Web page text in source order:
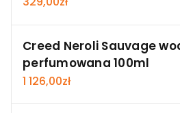
Creed Neroli Sauvage
perfumowana 100ml
1 126,00zł